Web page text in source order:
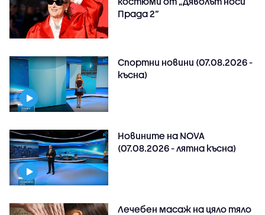
Прада 2“
Спортни новини (07.08.2026 -
късна)
Новините на NOVA
(07.08.2026 - лятна късна)
Лечебен масаж на цяло тяло